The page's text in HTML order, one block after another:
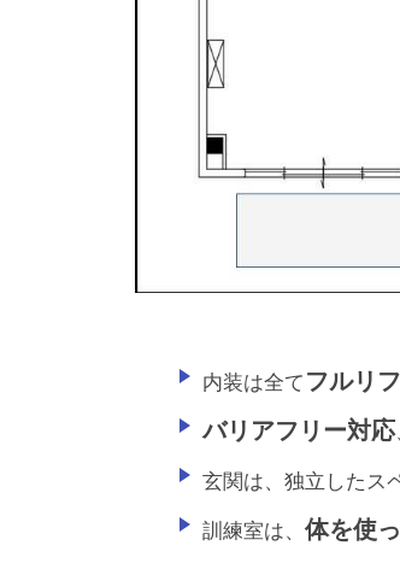
内装は全て フルリ
バリアフリー対応
玄関は、独立したス
訓練室は、体を使